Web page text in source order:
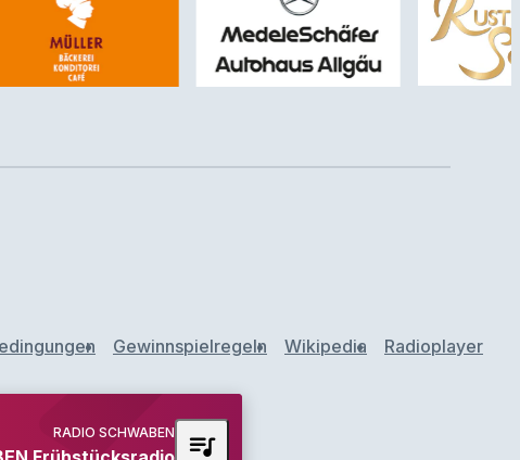
Gewinnspielregeln Wikipedia Radioplayer
RADIO SCHWABEN queue_music